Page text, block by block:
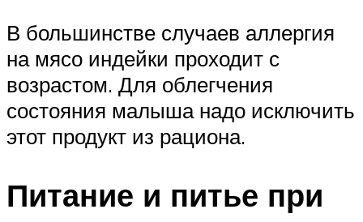
В большинстве случаев аллергия
на мясо индейки проходит с
возрастом. Для облегчения
состояния малыша надо исключить
этот продукт из рациона.
Питание и питье при